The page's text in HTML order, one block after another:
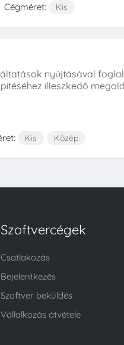
Cégméret: Kis
nyújtásával
illeszkedő
Kis Közép
Szoftvercégek
Csatlakozás
Bejelentkezés
Szoftver beküldés
Vállalkozás átvétele